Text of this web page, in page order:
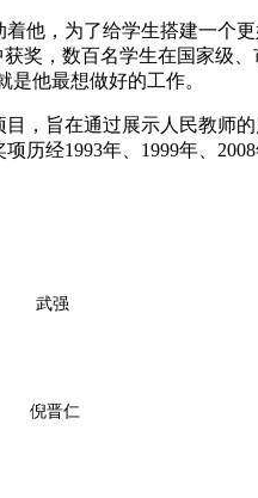
他，为了给学生搭建一个
奖，数百名学生在国家级
他最想做好的工作。
，旨在通过展示人民教师
经1993年、1999年、
武强
倪晋仁